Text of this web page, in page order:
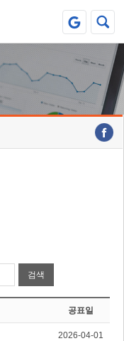
검색
공표일
2026-04-01